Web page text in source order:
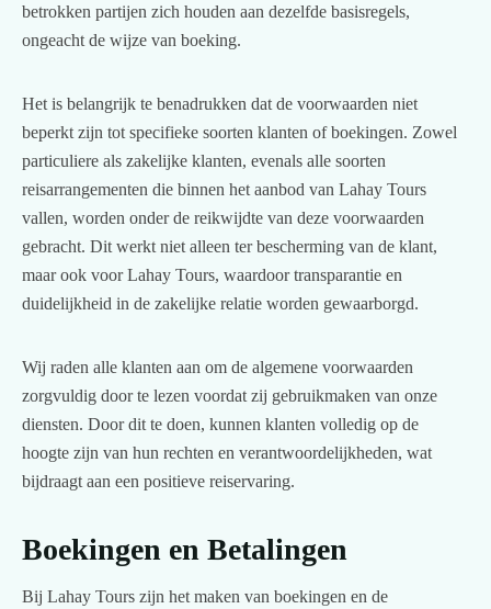
betrokken partijen zich houden aan dezelfde basisregels,
ongeacht de wijze van boeking.
Het is belangrijk te benadrukken dat de voorwaarden niet
beperkt zijn tot specifieke soorten klanten of boekingen. Zowel
particuliere als zakelijke klanten, evenals alle soorten
reisarrangementen die binnen het aanbod van Lahay Tours
vallen, worden onder de reikwijdte van deze voorwaarden
gebracht. Dit werkt niet alleen ter bescherming van de klant,
maar ook voor Lahay Tours, waardoor transparantie en
duidelijkheid in de zakelijke relatie worden gewaarborgd.
Wij raden alle klanten aan om de algemene voorwaarden
zorgvuldig door te lezen voordat zij gebruikmaken van onze
diensten. Door dit te doen, kunnen klanten volledig op de
hoogte zijn van hun rechten en verantwoordelijkheden, wat
bijdraagt aan een positieve reiservaring.
Boekingen en Betalingen
Bij Lahay Tours zijn het maken van boekingen en de